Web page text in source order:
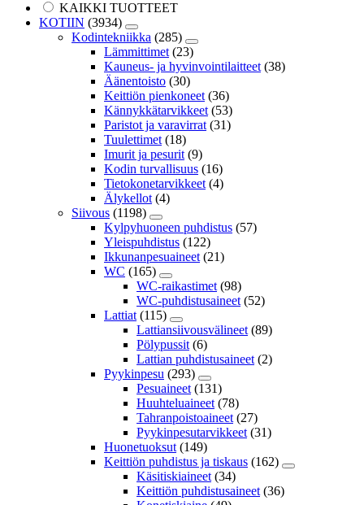
KAIKKI TUOTTEET
KOTIIN (3934)
Kodintekniikka (285)
Lämmittimet (23)
Kauneus- ja hyvinvointilaitteet (38)
Äänentoisto (30)
Keittiön pienkoneet (36)
Kännykkätarvikkeet (53)
Paristot ja varavirrat (31)
Tuulettimet (18)
Imurit ja pesurit (9)
Kodin turvallisuus (16)
Tietokonetarvikkeet (4)
Älykellot (4)
Siivous (1198)
Kylpyhuoneen puhdistus (57)
Yleispuhdistus (122)
Ikkunanpesuaineet (21)
WC (165)
WC-raikastimet (98)
WC-puhdistusaineet (52)
Lattiat (115)
Lattiansiivousvälineet (89)
Pölypussit (6)
Lattian puhdistusaineet (2)
Pyykinpesu (293)
Pesuaineet (131)
Huuhteluaineet (78)
Tahranpoistoaineet (27)
Pyykinpesutarvikkeet (31)
Huonetuoksut (149)
Keittiön puhdistus ja tiskaus (162)
Käsitiskiaineet (34)
Keittiön puhdistusaineet (36)